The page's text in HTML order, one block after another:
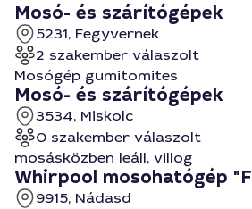
Mosó- és szárítógépek
5231, Fegyvernek
2 szakember válaszolt
Mosógép gumitomites
Mosó- és szárítógépek
3534, Miskolc
0 szakember válaszolt
mosásközben leáll, villog
Whirpool mosohatógép
9915, Nádasd